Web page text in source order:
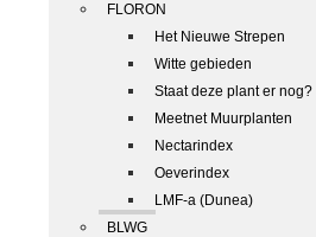
FLORON
Het Nieuwe Strepen
Witte gebieden
Staat deze plant er nog?
Meetnet Muurplanten
Nectarindex
Oeverindex
LMF-a (Dunea)
BLWG